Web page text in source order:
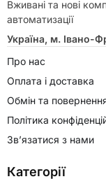
Вживані та нові
автоматизації
Україна, м. Івано-
Про нас
Оплата і доставка
Обмін та
Політика
Зв’язатися з нами
Категорії